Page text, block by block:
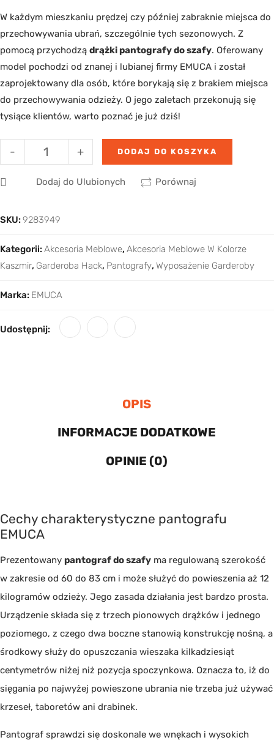
W każdym mieszkaniu prędzej czy później zabraknie miejsca do
przechowywania ubrań, szczególnie tych sezonowych. Z
pomocą przychodzą drążki pantografy do szafy. Oferowany
model pochodzi od znanej i lubianej firmy EMUCA i został
zaprojektowany dla osób, które borykają się z brakiem miejsca
do przechowywania odzieży. O jego zaletach przekonują się
tysiące klientów, warto poznać je już dziś!
+
- DODAJ DO KOSZYKA
Dodaj do Ulubionych Porównaj
SKU:9283949
Kategorii:Akcesoria Meblowe, Akcesoria Meblowe W Kolorze
Kaszmir, Garderoba Hack, Pantografy, Wyposażenie Garderoby
Marka: EMUCA
Udostępnij:
OPIS
INFORMACJE DODATKOWE
OPINIE (0)
Cechy charakterystyczne pantografu
EMUCA
Prezentowany pantograf do szafy ma regulowaną szerokość
w zakresie od 60 do 83 cm i może służyć do powieszenia aż 12
kilogramów odzieży. Jego zasada działania jest bardzo prosta.
Urządzenie składa się z trzech pionowych drążków i jednego
poziomego, z czego dwa boczne stanowią konstrukcję nośną, a
środkowy służy do opuszczania wieszaka kilkadziesiąt
centymetrów niżej niż pozycja spoczynkowa. Oznacza to, iż do
sięgania po najwyżej powieszone ubrania nie trzeba już używać
krzeseł, taboretów ani drabinek.
Pantograf sprawdzi się doskonale we wnękach i wysokich